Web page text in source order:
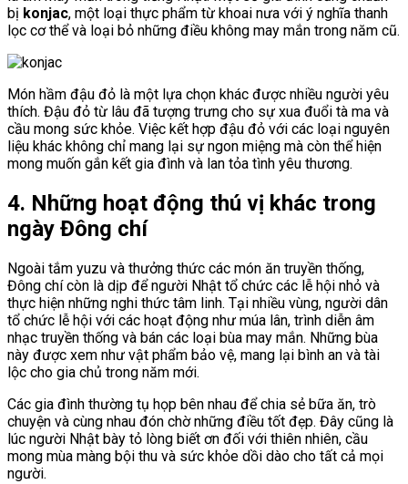
bị konjac, một loại thực phẩm từ khoai nưa với ý nghĩa thanh
lọc cơ thể và loại bỏ những điều không may mắn trong năm cũ.
Món hầm đậu đỏ là một lựa chọn khác được nhiều người yêu
thích. Đậu đỏ từ lâu đã tượng trưng cho sự xua đuổi tà ma và
cầu mong sức khỏe. Việc kết hợp đậu đỏ với các loại nguyên
liệu khác không chỉ mang lại sự ngon miệng mà còn thể hiện
mong muốn gắn kết gia đình và lan tỏa tình yêu thương.
4. Những hoạt động thú vị khác trong
ngày Đông chí
Ngoài tắm yuzu và thưởng thức các món ăn truyền thống,
Đông chí còn là dịp để người Nhật tổ chức các lễ hội nhỏ và
thực hiện những nghi thức tâm linh. Tại nhiều vùng, người dân
tổ chức lễ hội với các hoạt động như múa lân, trình diễn âm
nhạc truyền thống và bán các loại bùa may mắn. Những bùa
này được xem như vật phẩm bảo vệ, mang lại bình an và tài
lộc cho gia chủ trong năm mới.
Các gia đình thường tụ họp bên nhau để chia sẻ bữa ăn, trò
chuyện và cùng nhau đón chờ những điều tốt đẹp. Đây cũng là
lúc người Nhật bày tỏ lòng biết ơn đối với thiên nhiên, cầu
mong mùa màng bội thu và sức khỏe dồi dào cho tất cả mọi
người.